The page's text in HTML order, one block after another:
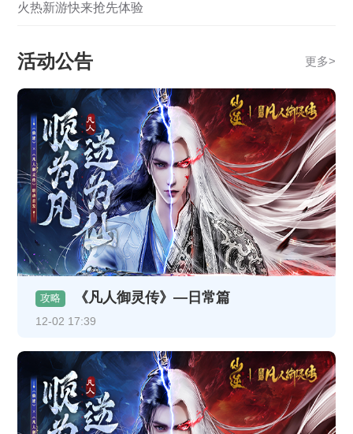
火热新游快来抢先体验
活动公告 更多>
攻略 《凡人御灵传》—日常篇
12-02 17:39